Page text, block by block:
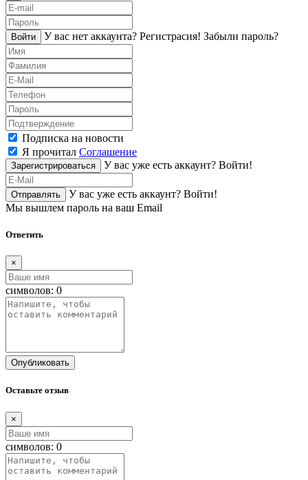
Войти У вас нет аккаунта? Регистраcия! Забыли пароль?
Подписка на новости
Я прочитал Соглашение
Зарегистрироваться У вас уже есть аккаунт? Войти!
Отправлять У вас уже есть аккаунт? Войти!
Мы вышлем пароль на ваш Email
Ответить
×
символов: 0
Опубликовать
Оставьте отзыв
×
символов: 0